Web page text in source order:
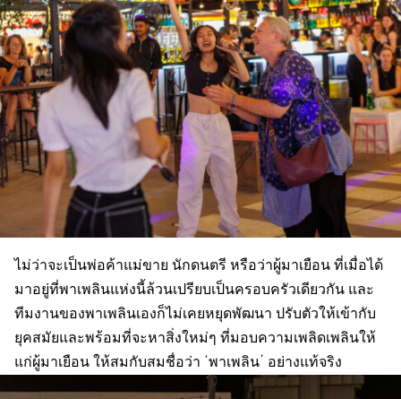
ไม่ว่าจะเป็นพ่อค้าแม่ขาย นักดนตรี หรือว่าผู้มาเยือน ที่เมื่อได้
มาอยู่ที่พาเพลินแห่งนี้ล้วนเปรียบเป็นครอบครัวเดียวกัน และ
ทีมงานของพาเพลินเองก็ไม่เคยหยุดพัฒนา ปรับตัวให้เข้ากับ
ยุคสมัยและพร้อมที่จะหาสิ่งใหม่ๆ ที่มอบความเพลิดเพลินให้
แก่ผู้มาเยือน ให้สมกับสมชื่อว่า ‘พาเพลิน’ อย่างแท้จริง